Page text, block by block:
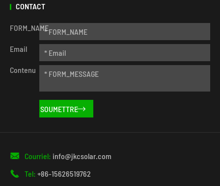
CONTACT
FORM_NAME
Email
Contenu

 Courriel: info@jkcsolar.com
 Tel: +86-15626519762